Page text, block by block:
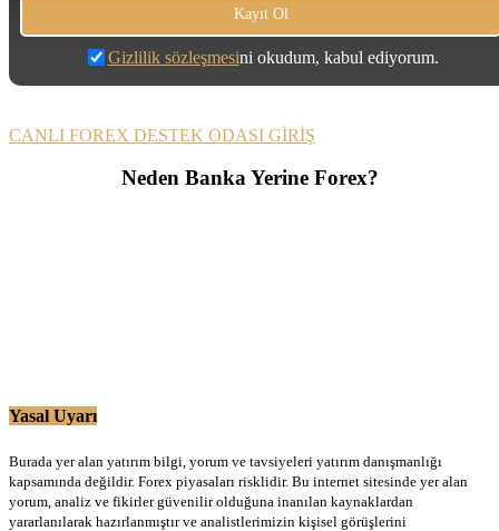
Gizlilik sözleşmesini okudum, kabul ediyorum.
CANLI FOREX DESTEK ODASI GİRİŞ
Neden Banka Yerine Forex?
Yasal Uyarı
Burada yer alan yatırım bilgi, yorum ve tavsiyeleri yatırım danışmanlığı
kapsamında değildir. Forex piyasaları risklidir. Bu internet sitesinde yer alan
yorum, analiz ve fikirler güvenilir olduğuna inanılan kaynaklardan
yararlanılarak hazırlanmıştır ve analistlerimizin kişisel görüşlerini